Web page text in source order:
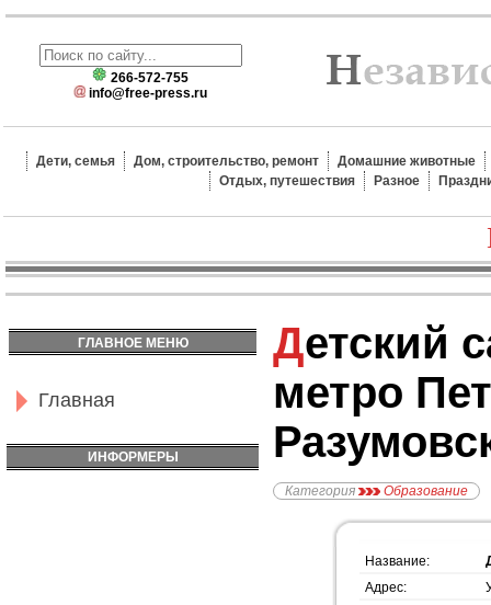
266-572-755
info@free-press.ru
Дети, семья Дом, строительство, ремонт
Домашние животные
Отдых, путешествия
Разное
ГЛАВНОЕ МЕНЮ
Главная
ИНФОРМЕРЫ
Детский сад №2010,
метро
Категория Образование
Название:
Адрес: